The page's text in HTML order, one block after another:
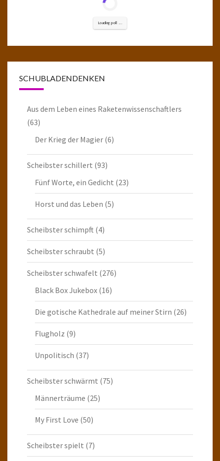
Loading poll ...
SCHUBLADENDENKEN
Aus dem Leben eines Raketenwissenschaftlers
(63)
Der Krieg der Magier (6)
Scheibster schillert (93)
Fünf Worte, ein Gedicht (23)
Horst und das Leben (5)
Scheibster schimpft (4)
Scheibster schraubt (5)
Scheibster schwafelt (276)
Black Box Jukebox (16)
Die gotische Kathedrale auf meiner Stirn (26)
Flugholz (9)
Unpolitisch (37)
Scheibster schwärmt (75)
Männerträume (25)
My First Love (50)
Scheibster spielt (7)